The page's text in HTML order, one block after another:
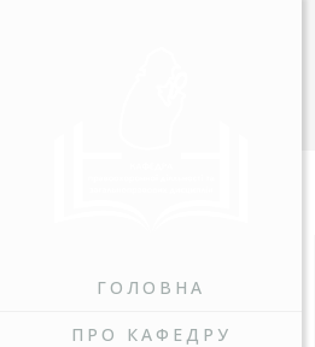
ГОЛОВНА
ПРО КАФЕДРУ